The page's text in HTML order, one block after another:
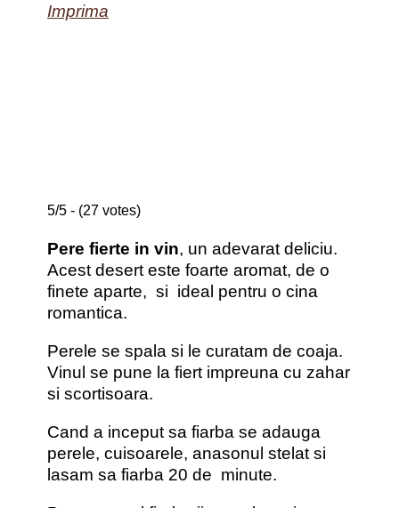
Imprima
5/5 - (27 votes)
Pere fierte in vin, un adevarat deliciu.
Acest desert este foarte aromat, de o
finete aparte, si ideal pentru o cina
romantica.
Perele se spala si le curatam de coaja.
Vinul se pune la fiert impreuna cu zahar
si scortisoara.
Cand a inceput sa fiarba se adauga
perele, cuisoarele, anasonul stelat si
lasam sa fiarba 20 de minute.